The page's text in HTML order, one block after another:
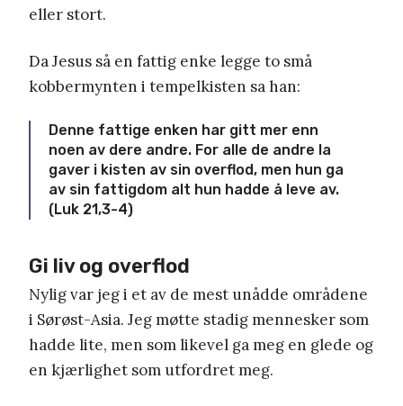
eller stort.
Da Jesus så en fattig enke legge to små
kobbermynten i tempelkisten sa han:
Denne fattige enken har gitt mer enn
noen av dere andre. For alle de andre la
gaver i kisten av sin overflod, men hun ga
av sin fattigdom alt hun hadde å leve av.
(Luk 21,3-4)
Gi liv og overflod
Nylig var jeg i et av de mest unådde områdene
i Sørøst-Asia. Jeg møtte stadig mennesker som
hadde lite, men som likevel ga meg en glede og
en kjærlighet som utfordret meg.